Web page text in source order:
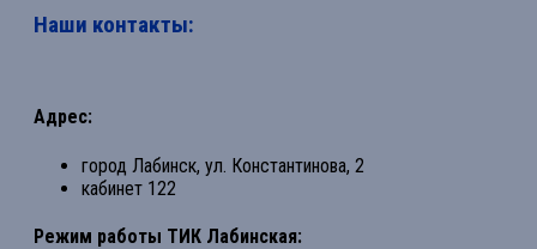
Наши контакты:
Адрес:
город Лабинск, ул. Константинова, 2
кабинет 122
Режим работы ТИК Лабинская: